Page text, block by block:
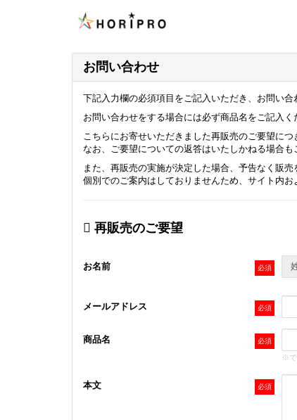
お問い合わせ
下記入力欄の必須項目をご記入いただき、お問い合
お問い合わせをする場合には必ず商品名をご記入く
こちらにお寄せいただきました再販売のご要望に
なお、ご要望についての返答はいたしかねる場合も
また、再販売の実施が決定した場合、予告なく販売
個別でのご案内はしておりませんため、サイト内
再販売のご要望
お名前
メールアドレス
商品名
※で
本文